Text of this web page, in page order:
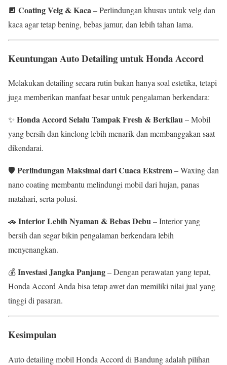
🔲 Coating Velg & Kaca– Perlindungan khusus untuk velg dan
kaca agar tetap bening, bebas jamur, dan lebih tahan lama.
Keuntungan Auto Detailing untuk Honda Accord
Melakukan detailing secara rutin bukan hanya soal estetika, tetapi
juga memberikan manfaat besar untuk pengalaman berkendara:
✨ Honda Accord Selalu Tampak Fresh & Berkilau– Mobil
yang bersih dan kinclong lebih menarik dan membanggakan saat
dikendarai.
🛡 Perlindungan Maksimal dari Cuaca Ekstrem– Waxing dan
nano coating membantu melindungi mobil dari hujan, panas
matahari, serta polusi.
🚗 Interior Lebih Nyaman & Bebas Debu– Interior yang
bersih dan segar bikin pengalaman berkendara lebih
menyenangkan.
💰Investasi Jangka Panjang– Dengan perawatan yang tepat,
Honda Accord Anda bisa tetap awet dan memiliki nilai jual yang
tinggi di pasaran.
Kesimpulan
Auto detailing mobil Honda Accord di Bandung adalah pilihan